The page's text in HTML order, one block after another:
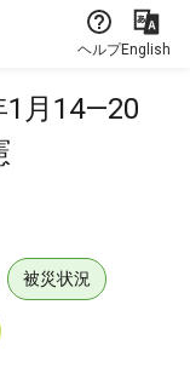
ヘルプEnglish
1月14—20
被災状況